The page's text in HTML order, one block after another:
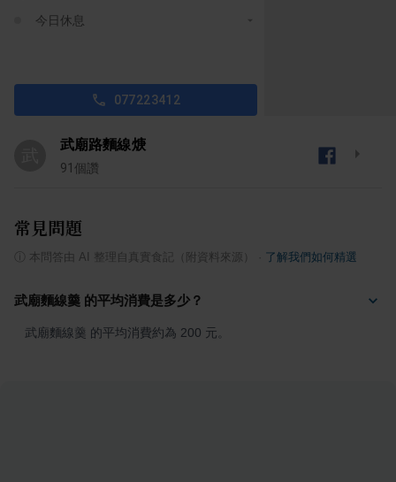
今日休息
077223412
武廟路麵線焿
91 個讚
常見問題
本問答由 AI 整理自真實食記（附資料來源） 了解我們如何精選
武廟麵線羹 的平均消費是多少？
武廟麵線羹 的平均消費約為 200 元。